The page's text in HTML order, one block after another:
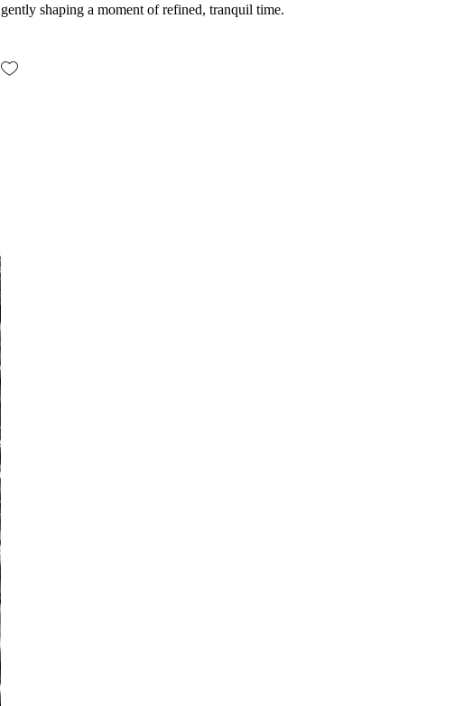
gently shaping a moment of refined, tranquil time.